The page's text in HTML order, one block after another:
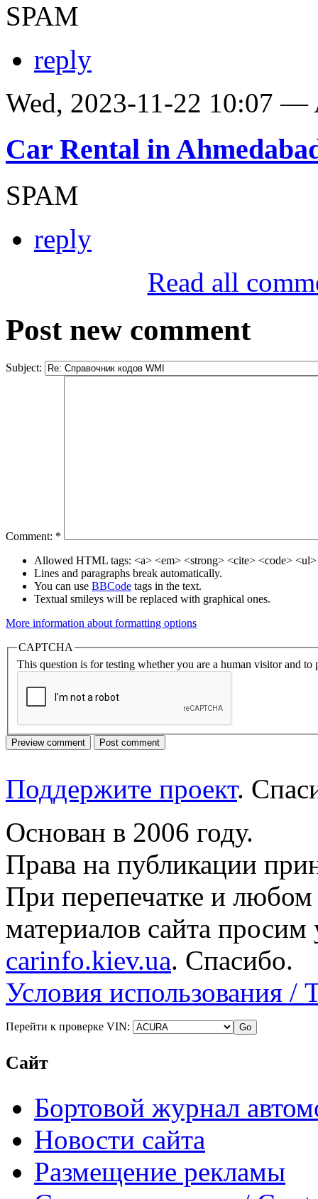
SPAM
reply
Wed, 2023-11-22 10:07 —
Car Rental in
SPAM
reply
Read all
Post new comment
Subject:
Comment: *
Allowed HTML tags: <a> <em> <strong> <cite> <code>
Lines and paragraphs break automatically.
You can use BBCode tags in the text.
Textual smileys will be replaced with graphical ones.
More information about formatting options
CAPTCHA
This question is for testing whether you are a human visitor and to
Поддержите проект.
Основан в 2006 году.
Права на публикации
При перепечатке и
материалов сайта просим
carinfo.kiev.ua. Спасибо.
Условия использования /
Перейти к проверке VIN:
Сайт
Бортовой журнал
Новости сайта
Размещение рекламы